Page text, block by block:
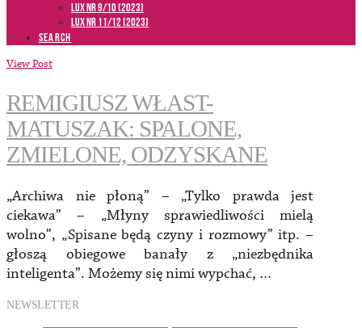
LUX NR 9/10 (2023)
LUX NR 11/12 (2023)
SEARCH
View Post
REMIGIUSZ WŁAST-
MATUSZAK: SPALONE,
ZMIELONE, ODZYSKANE
„Archiwa nie płoną” – „Tylko prawda jest
ciekawa” – „Młyny sprawiedliwości mielą
wolno”, „Spisane będą czyny i rozmowy” itp. –
głoszą obiegowe banały z „niezbędnika
inteligenta”. Możemy się nimi wypchać, …
NEWSLETTER